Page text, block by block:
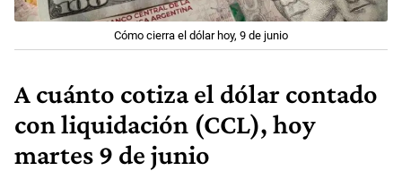
Cómo cierra el dólar hoy, 9 de junio
A cuánto cotiza el dólar contado
con liquidación (CCL), hoy
martes 9 de junio